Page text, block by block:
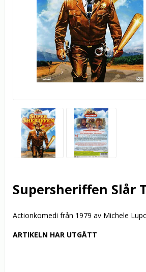
Supersheriffen Slår
Actionkomedi från 1979 av Michele
ARTIKELN HAR UTGÅTT